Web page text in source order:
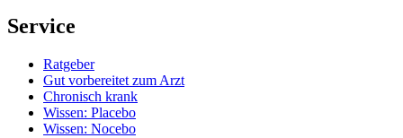
Service
Ratgeber
Gut vorbereitet zum Arzt
Chronisch krank
Wissen: Placebo
Wissen: Nocebo